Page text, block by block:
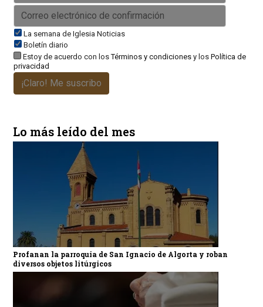
La semana de Iglesia Noticias
Boletín diario
Estoy de acuerdo con losTérminos y condicionesy los Política de
privacidad
¡Claro! Me suscribo
Lo más leído del mes
Profanan la parroquia de San Ignacio de Algorta y roban
diversos objetos litúrgicos